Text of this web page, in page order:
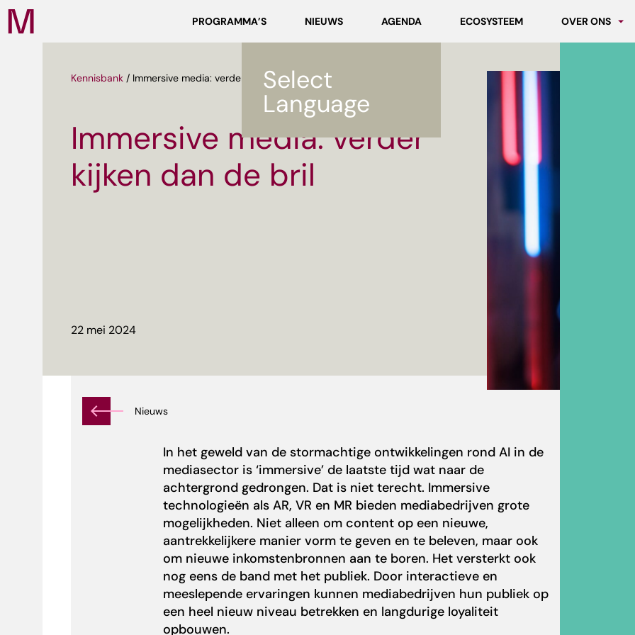
Media
Campus
PROGRAMMA’S NIEUWS AGENDA ECOSYSTEEM OVER ONS
Werken bij
Select
Language
Kennisbank / Immersive media: verder kijken dan de bril
Immersive media: verder
kijken dan de bril
22 mei 2024
Nieuws
In het geweld van de stormachtige ontwikkelingen rond AI in de
mediasector is ‘immersive’ de laatste tijd wat naar de
achtergrond gedrongen. Dat is niet terecht. Immersive
technologieën alsAR, VR en MR bieden mediabedrijven grote
mogelijkheden. Niet alleen om content op een nieuwe,
aantrekkelijkere manier vorm te geven en te beleven, maar ook
om nieuwe inkomstenbronnen aan te boren. Het versterkt ook
nog eens de band met het publiek. Door interactieve en
meeslepende ervaringen kunnen mediabedrijven hun publiek op
een heel nieuw niveau betrekken en langdurige loyaliteit
opbouwen.